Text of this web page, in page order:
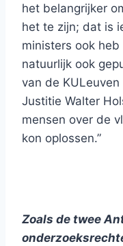
het belangrijker
het te zijn; dat is
ministers ook
natuurlijk ook
van de
Justitie Walter
mensen over de
kon oplossen.”
Zoals de twee